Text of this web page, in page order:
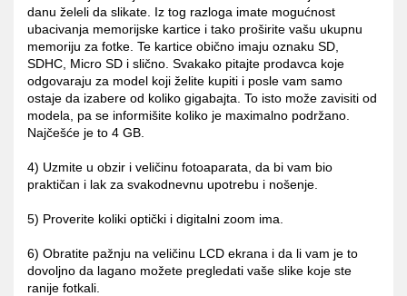
danu želeli da slikate. Iz tog razloga imate mogućnost
ubacivanja memorijske kartice i tako proširite vašu ukupnu
memoriju za fotke. Te kartice obično imaju oznaku SD,
SDHC, Micro SD i slično. Svakako pitajte prodavca koje
odgovaraju za model koji želite kupiti i posle vam samo
ostaje da izabere od koliko gigabajta. To isto može zavisiti od
modela, pa se informišite koliko je maximalno podržano.
Najčešće je to 4 GB.
4) Uzmite u obzir i veličinu fotoaparata, da bi vam bio
praktičan i lak za svakodnevnu upotrebu i nošenje.
5) Proverite koliki optički i digitalni zoom ima.
6) Obratite pažnju na veličinu LCD ekrana i da li vam je to
dovoljno da lagano možete pregledati vaše slike koje ste
ranije fotkali.